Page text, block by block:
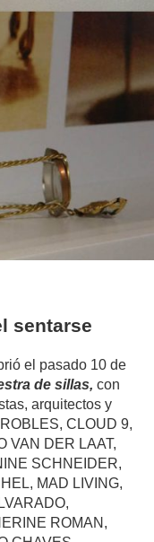
sentarse
el pasado 10 de
de sillas, con
arquitectos y
CLOUD 9,
VAN DER LAAT,
SCHNEIDER,
MAD LIVING,
ROMAN,